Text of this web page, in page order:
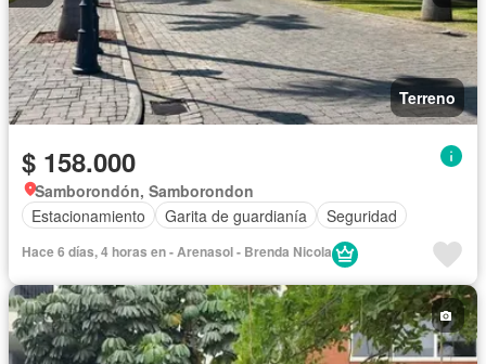
Terreno
$ 158.000
Samborondón, Samborondon
Estacionamiento
Garita de guardianía Seguridad
Hace 6 días, 4 horas en - Arenasol - Brenda Nicola